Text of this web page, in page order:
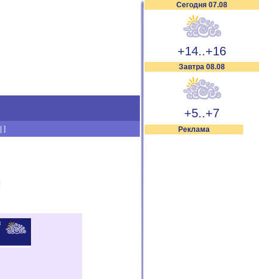
Сегодня 07.08
+14..+16
Завтра 08.08
+5..+7
Реклама
]